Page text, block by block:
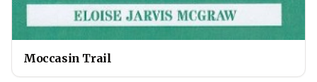
Moccasin Trail